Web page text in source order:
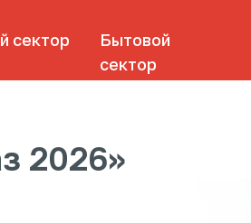
Бытовой
2026»